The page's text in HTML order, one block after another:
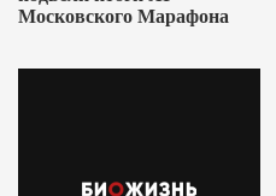
Московского Марафона